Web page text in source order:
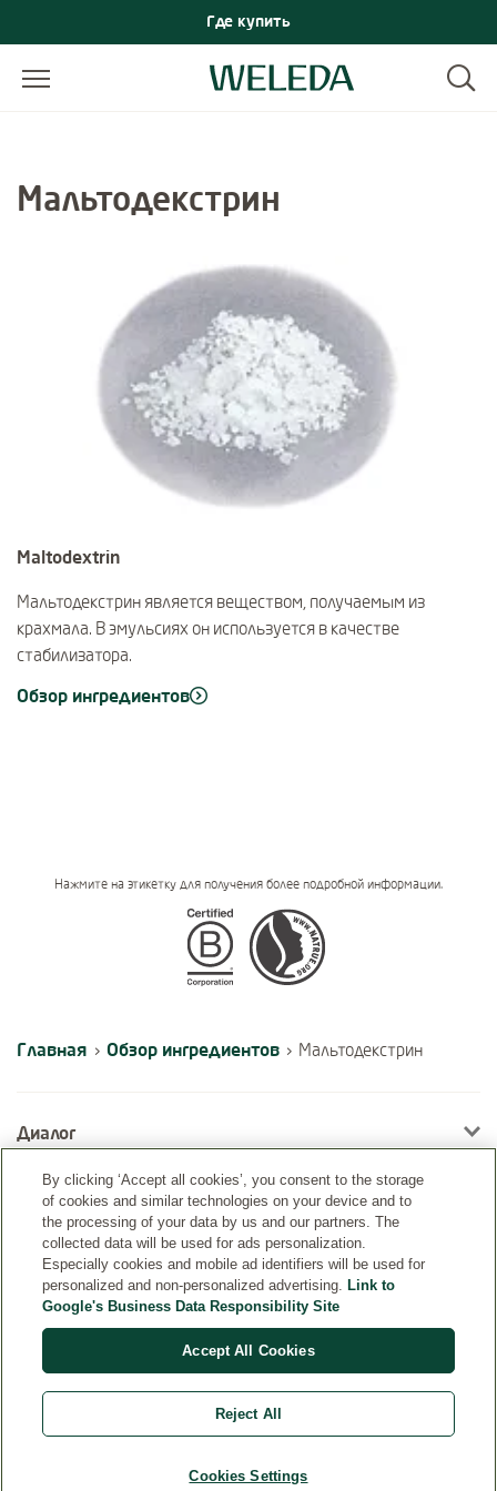
Где купить
Мальтодекстрин
Maltodextrin
Мальтодекстрин является веществом, получаемым из
крахмала. В эмульсиях он используется в качестве
стабилизатора.
Обзор ингредиентов
Certifications
Нажмите на этикетку для получения более подробной информации.
Главная › Обзор ингредиентов › Мальтодекстрин
Диалог
Информация
By clicking ‘Accept all cookies’, you consent to the storage
of cookies and similar technologies on your device and to
the processing of your data by us and our partners. The
collected data will be used for ads personalization.
Especially cookies and mobile ad identifiers will be used for
personalized and non-personalized advertising. Link to
Google's Business Data Responsibility Site
Accept All Cookies
Reject All
Cookies Settings